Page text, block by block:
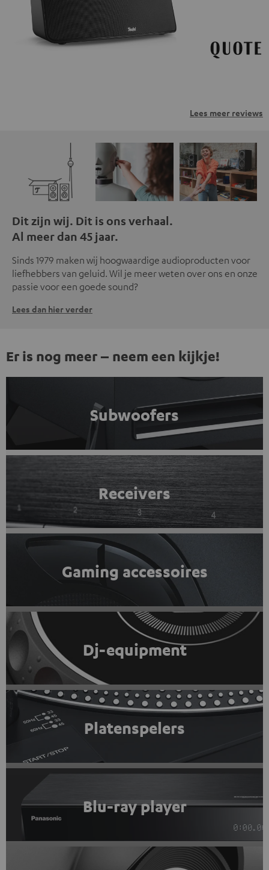
privacybeleid.
Lees meer reviews
Dit zijn wij. Dit is ons verhaal.
Al meer dan 45 jaar.
Sinds 1979 maken wij hoogwaardige audioproducten voor
liefhebbers van geluid. Wil je meer weten over ons en onze
passie voor een goede sound?
Lees dan hier verder
Er is nog meer – neem een kijkje!
Subwoofers
Receivers
Gaming accessoires
Dj-equipment
Platenspelers
Blu-ray player